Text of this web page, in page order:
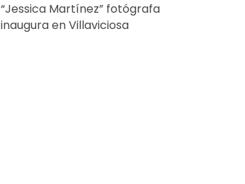
“Jessica Martínez” fotógrafa
inaugura en Villaviciosa